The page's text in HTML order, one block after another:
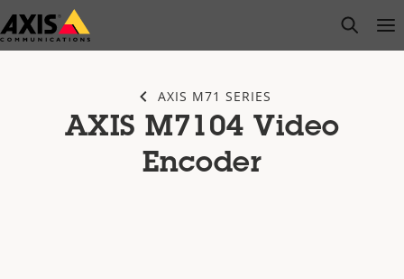
Zum
Hauptinhalt
open
AXIS M71 SERIES
AXIS M7104 Video
Encoder